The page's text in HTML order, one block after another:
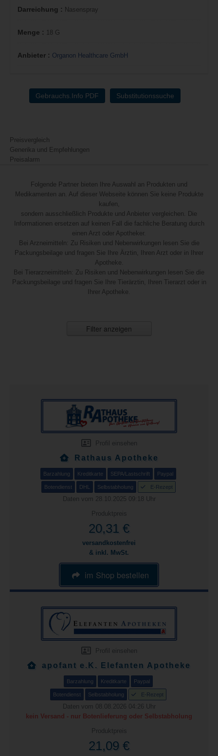
Darreichung : Nasenspray
Menge : 18 G
Anbieter : Organon Healthcare GmbH
Gebrauchs.Info PDF Substitutionssuche
Preisvergleich
Generika und Empfehlungen
Preisalarm
Folgende Partner bieten Ihre Auswahl an Produkten und
Medikamenten an. Auf dieser Webseite können Sie keine Produkte
kaufen,
sondern ausschließlich Produkte und Anbieter vergleichen. Die
Informationen ersetzen auf keinen Fall die fachliche Beratung durch
einen Arzt oder Apotheker.
Bei Arzneimitteln: Zu Risiken und Nebenwirkungen lesen Sie die
Packungsbeilage und fragen Sie Ihre Ärztin, Ihren Arzt oder in Ihrer
Apotheke.
Bei Tierarzneimitteln: Zu Risiken und Nebenwirkungen lesen Sie die
Packungsbeilage und fragen Sie Ihre Tierärztin, Ihren Tierarzt oder in
Ihrer Apotheke.
Filter anzeigen
Profil einsehen
Rathaus Apotheke
Barzahlung Kreditkarte SEPA/Lastschrift Paypal
Botendienst DHL Selbstabholung E-Rezept
Daten vom 28.10.2025 09:18 Uhr
Produktpreis
20,31 €
versandkostenfrei
& inkl. MwSt.
im Shop bestellen
Profil einsehen
apofant e.K. Elefanten Apotheke
Barzahlung Kreditkarte Paypal
Botendienst Selbstabholung E-Rezept
Daten vom 08.08.2026 04:26 Uhr
kein Versand - nur Botenlieferung oder Selbstabholung
Produktpreis
21,09 €